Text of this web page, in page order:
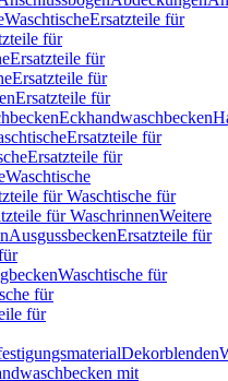
WaschtischeErsatzteile für
für
Ersatzteile für
Ersatzteile für
Ersatzteile für
Eckhandwaschbecken
Ersatzteile für
Ersatzteile für
Waschtische
für Waschtische für
für WaschrinnenWeitere
AusgussbeckenErsatzteile für
Waschtische für
für
für
Dekorblenden
mit